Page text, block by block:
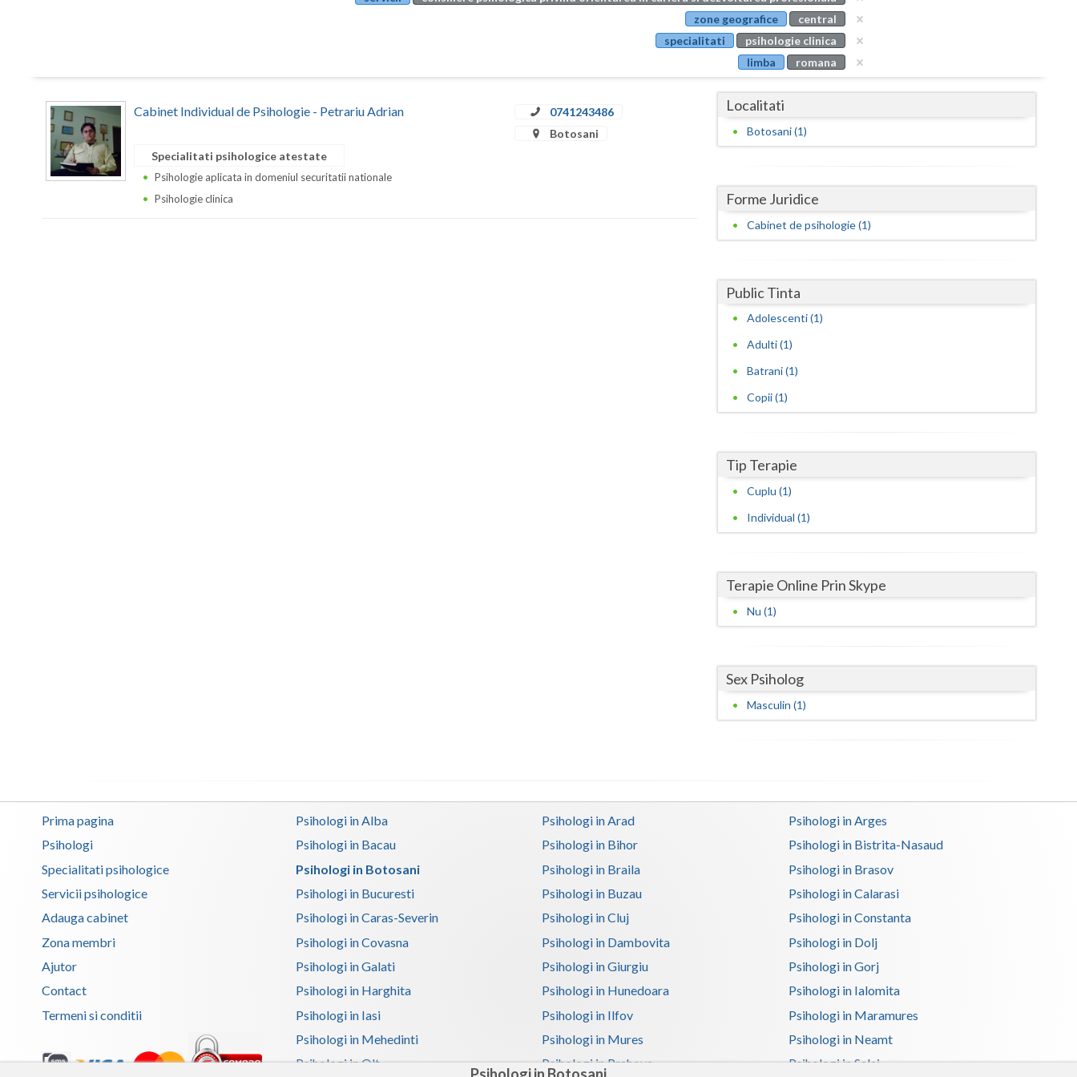
Buzau
Calarasi
Caras-Severin
Dolj
Mures
Teleorman
Timis
Valcea
Vaslui
zone geografice
central
specialitati
psihologie clinica
limba
romana
Cabinet Individual de Psihologie - Petrariu Adrian
0741243486
Botosani
Specialitati psihologice atestate
Psihologie aplicata in domeniul securitatii nationale
Psihologie clinica
Localitati
Botosani (1)
Forme Juridice
Cabinet de psihologie (1)
Public Tinta
Adolescenti (1)
Adulti (1)
Batrani (1)
Copii (1)
Tip Terapie
Cuplu (1)
Individual (1)
Terapie Online Prin Skype
Nu (1)
Sex Psiholog
Masculin (1)
Prima pagina
Psihologi
Specialitati psihologice
Servicii psihologice
Adauga cabinet
Zona membri
Ajutor
Contact
Termeni si conditii
Psihologi in Alba Psihologi in Arad
Psihologi in Arges
Psihologi in Bacau
Psihologi in Bihor
Psihologi in Bistrita-Nasaud
Psihologi in Botosani
Psihologi in Braila
Psihologi in Brasov
Psihologi in Bucuresti
Psihologi in Buzau
Psihologi in Calarasi
Psihologi in Caras-Severin
Psihologi in Cluj
Psihologi in Constanta
Psihologi in Covasna
Psihologi in Dambovita
Psihologi in Dolj
Psihologi in Galati
Psihologi in Giurgiu
Psihologi in Gorj
Psihologi in Harghita
Psihologi in Hunedoara
Psihologi in Ialomita
Psihologi in Iasi
Psihologi in Ilfov
Psihologi in Maramures
Psihologi in Mehedinti
Psihologi in Mures
Psihologi in Neamt
Psihologi in Olt
Psihologi in Prahova Psihologi in Salaj